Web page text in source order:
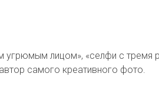
лицом», «селфи с тремя
самого креативного фото.